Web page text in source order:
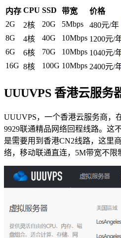
内存 CPU SSD 带宽 价格
2G
2核 20G 5Mbps 480元/年
8G
4核 40G 10Mbps 1200元/
6G
6核 70G 10Mbps 1040元/
16G 8核 100G 10Mbps 2400元/
UUUVPS 香港云服务
UUUVPS，一个香港云服务商，
9929联通精品网络回程线路。这
是需要用到香港CN2线路，这里
络，移动联通直连，5M带宽不限